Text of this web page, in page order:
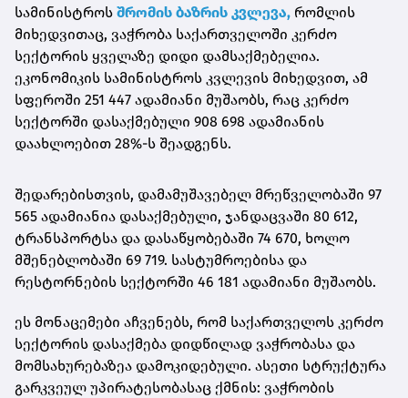
სამინისტროს შრომის ბაზრის კვლევა, რომლის
მიხედვითაც, ვაჭრობა საქართველოში კერძო
სექტორის ყველაზე დიდი დამსაქმებელია.
ეკონომიკის სამინისტროს კვლევის მიხედვით, ამ
სფეროში 251 447 ადამიანი მუშაობს, რაც კერძო
სექტორში დასაქმებული 908 698 ადამიანის
დაახლოებით 28%-ს შეადგენს.
შედარებისთვის, დამამუშავებელ მრეწველობაში 97
565 ადამიანია დასაქმებული, ჯანდაცვაში 80 612,
ტრანსპორტსა და დასაწყობებაში 74 670, ხოლო
მშენებლობაში 69 719. სასტუმროებისა და
რესტორნების სექტორში 46 181 ადამიანი მუშაობს.
ეს მონაცემები აჩვენებს, რომ საქართველოს კერძო
სექტორის დასაქმება დიდწილად ვაჭრობასა და
მომსახურებაზეა დამოკიდებული. ასეთი სტრუქტურა
გარკვეულ უპირატესობასაც ქმნის: ვაჭრობის